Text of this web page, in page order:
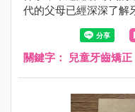
代的父母已經深深了解
外在因素，還牽扯到
牙齒會亂掉的因素有
為各位介紹兒童牙齒矯
關鍵字： 兒童牙齒矯正